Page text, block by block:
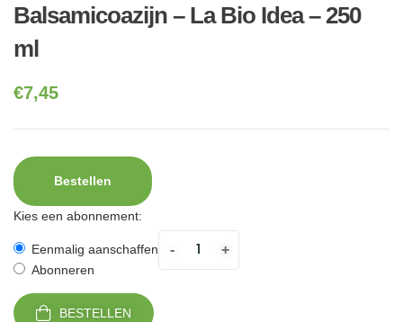
Balsamicoazijn – La Bio Idea – 250
ml
€7,45
Bestellen
Kies een abonnement:
Eenmalig aanschaffen
Abonneren
- +
BESTELLEN